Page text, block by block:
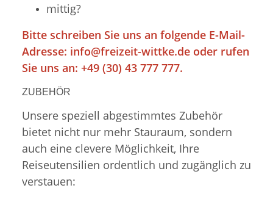
mittig?
Bitte schreiben Sie uns an folgende E-Mail-
Adresse: info@freizeit-wittke.de oder rufen
Sie uns an: +49 (30) 43 777 777.
ZUBEHÖR
Unsere speziell abgestimmtes Zubehör
bietet nicht nur mehr Stauraum, sondern
auch eine clevere Möglichkeit, Ihre
Reiseutensilien ordentlich und zugänglich zu
verstauen: